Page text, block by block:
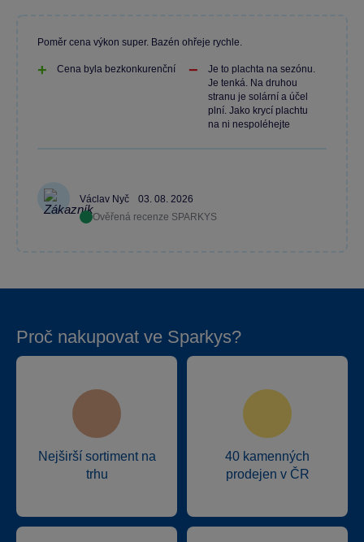
Václav Nyč
03. 08. 2026
Ověřená recenze SPARKYS
Poměr cena výkon super. Bazén ohřeje rychle.
Cena byla bezkonkurenční
Je to plachta na sezónu.
Je tenká. Na druhou
stranu je solární a účel
plní. Jako krycí plachtu
na ni nespoléhejte
Proč nakupovat ve Sparkys?
Nejširší sortiment na
trhu
40 kamenných
prodejen v ČR